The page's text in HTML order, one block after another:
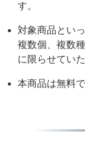
す。
対象商品とい
複数個、複数
に限らせてい
本商品は無料で